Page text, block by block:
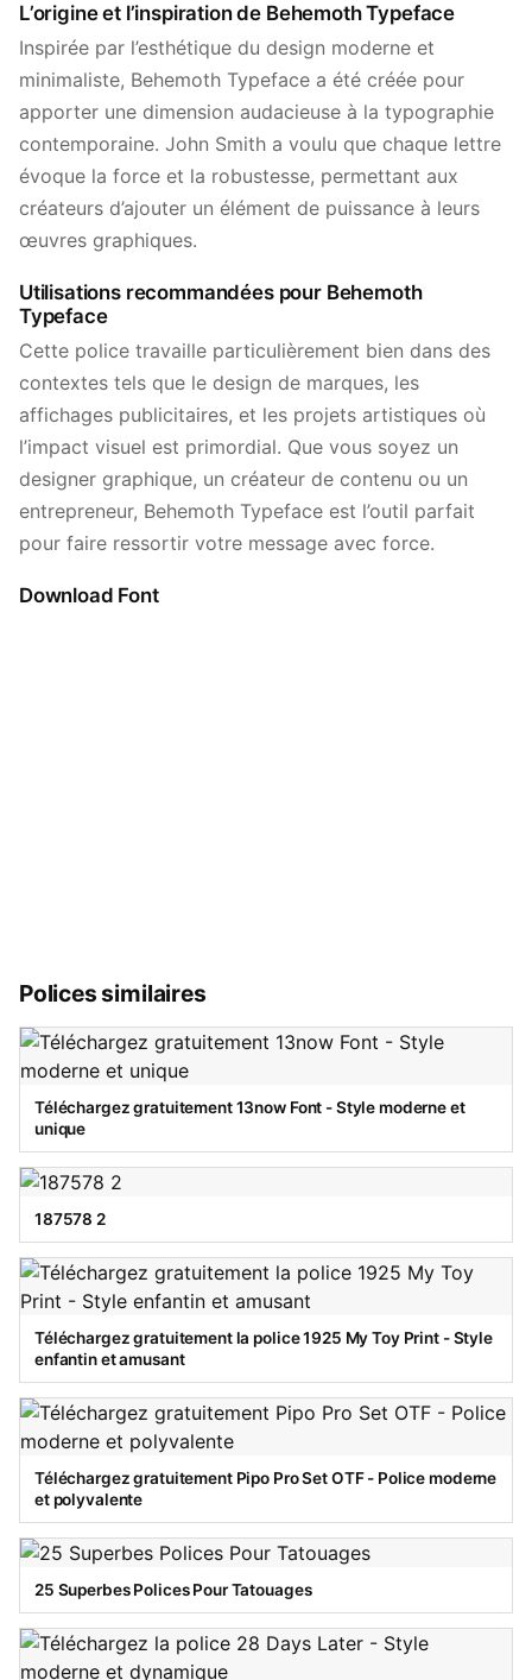
L’origine et l’inspiration de Behemoth Typeface
Inspirée par l’esthétique du design moderne et
minimaliste, Behemoth Typeface a été créée pour
apporter une dimension audacieuse à la typographie
contemporaine. John Smith a voulu que chaque lettre
évoque la force et la robustesse, permettant aux
créateurs d’ajouter un élément de puissance à leurs
œuvres graphiques.
Utilisations recommandées pour Behemoth
Typeface
Cette police travaille particulièrement bien dans des
contextes tels que le design de marques, les
affichages publicitaires, et les projets artistiques où
l’impact visuel est primordial. Que vous soyez un
designer graphique, un créateur de contenu ou un
entrepreneur, Behemoth Typeface est l’outil parfait
pour faire ressortir votre message avec force.
Download Font
Polices similaires
Téléchargez gratuitement 13now Font - Style moderne et
unique
187578 2
Téléchargez gratuitement la police 1925 My Toy Print - Style
enfantin et amusant
Téléchargez gratuitement Pipo Pro Set OTF - Police moderne
et polyvalente
25 Superbes Polices Pour Tatouages